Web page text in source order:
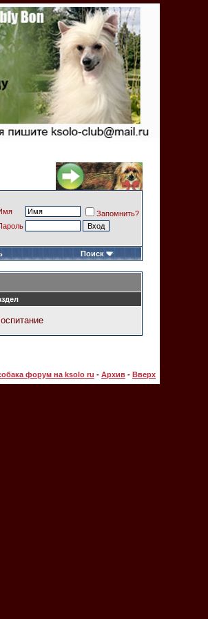
Запомнить?
Поиск
форум на ksolo ru - Архив - Вверх